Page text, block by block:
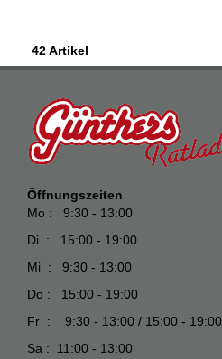
42 Artikel
Öffnungszeiten
Mo : 9:30 - 13:00
Di : 15:00 - 19:00
Mi : 9:30 - 13:00
Do : 15:00 - 19:00
Fr : 9:30 - 13:00 / 15:00 - 19:00
Sa : 11:00 - 13:00